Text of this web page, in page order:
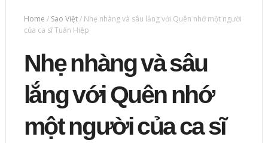
Home / Sao Việt/ Nhẹ nhàng và sâu lắng với Quên nhớ một người
của ca sĩ Tuấn Hiệp
Nhẹ nhàng và sâu
lắng với Quên nhớ
một người của ca sĩ